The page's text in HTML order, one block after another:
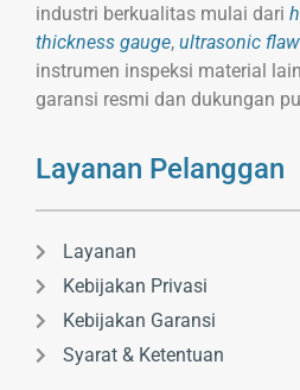
industri berkualitas mulai dari
thickness gauge, ultrasonic
instrumen inspeksi material
garansi resmi dan dukungan
Layanan Pelanggan
Layanan
Kebijakan Privasi
Kebijakan Garansi
Syarat & Ketentuan